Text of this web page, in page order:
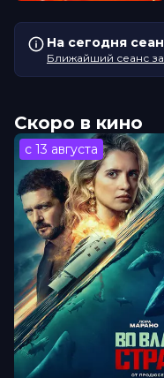
На сегодня
Ближайший сеанс
Скоро в кино
с 13 августа